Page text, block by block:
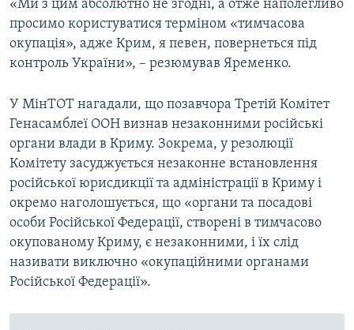
«Ми з цим абсолютно не згодні, а отже наполегливо
просимо користуватися терміном «тимчасова
окупація», адже Крим, я певен, повернеться під
контроль України», – резюмував Яременко.
У МінТОТ нагадали, що позавчора Третій Комітет
Генасамблеї ООН визнав незаконними російські
органи влади в Криму. Зокрема, у резолюції
Комітету засуджується незаконне встановлення
російської юрисдикції та адміністрації в Криму і
окремо наголошується, що «органи та посадові
особи Російської Федерації, створені в тимчасово
окупованому Криму, є незаконними, і їх слід
називати виключно «окупаційними органами
Російської Федерації».